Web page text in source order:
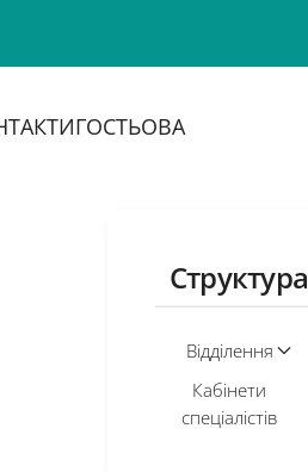
ГОСТЬОВА
Структура
Відділення
Кабінети
спеціалістів